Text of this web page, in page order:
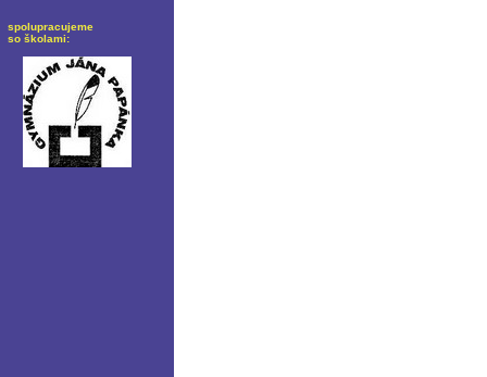
spolupracujeme
so školami: